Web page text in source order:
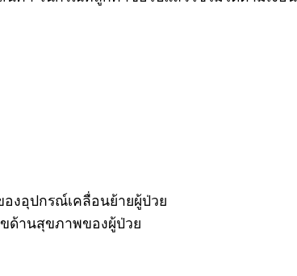
งอุปกรณ์เคลื่อนย้ายผู้ป่วย
ด้านสุขภาพของผู้ป่วย